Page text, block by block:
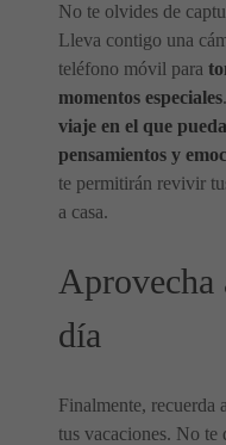
No te olvides de
Lleva contigo una
teléfono móvil para
momentos especiales
viaje en el que
pensamientos y
te permitirán revivir
a casa.
Aprovecha
día
Finalmente, recuerda
tus vacaciones. No te